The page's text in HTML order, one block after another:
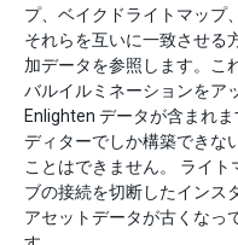
プ、ベイクドライトマップ
それらを互いに一致させる
加データを参照します。こ
バルイルミネーションをア
Enlighten データが含まれ
ディターでしか構築できな
ことはできません。 ライ
ブの接続を切断したインス
アセットデータが古くなっ